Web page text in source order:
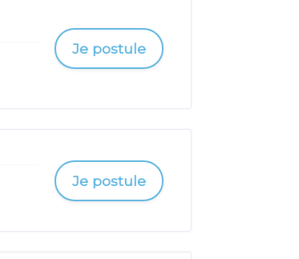
Je postule
Je postule